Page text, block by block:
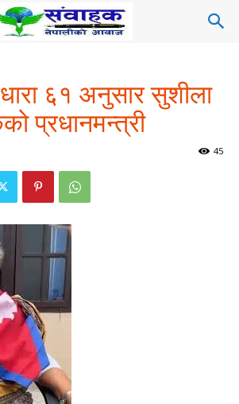
६१ अनुसार सुशीला
प्रधानमन्त्री
45